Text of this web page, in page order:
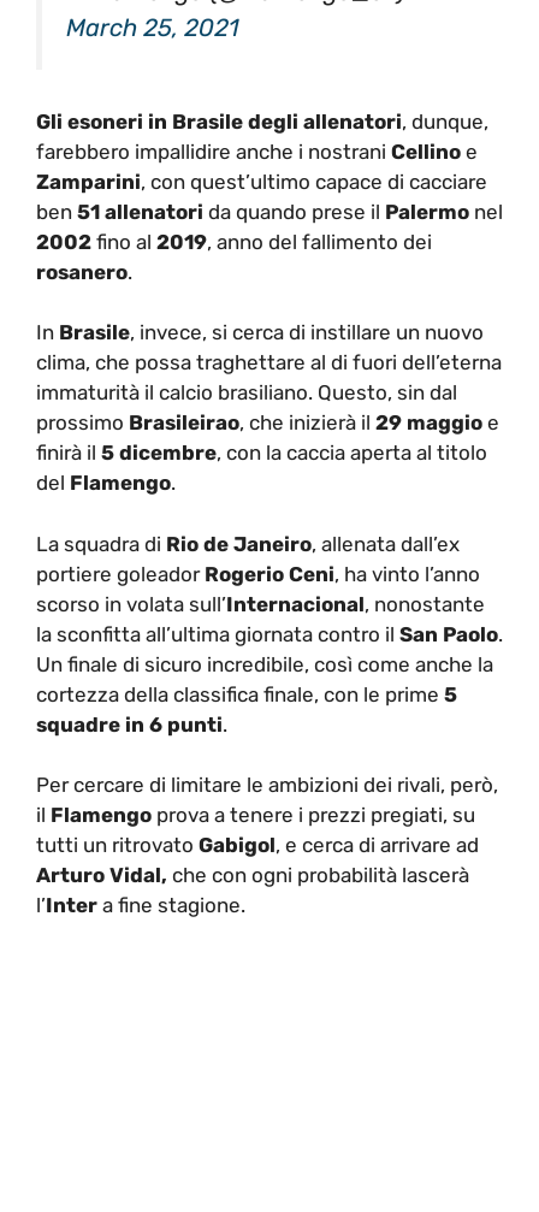
March 25, 2021
Gli esoneri in Brasile degli allenatori , dunque,
farebbero impallidire anche i nostrani Cellino
Zamparini , con quest’ultimo capace di cacciare
ben 51 allenatori da quando prese il Palermo
nel
2002 fino al 2019 , anno del fallimento dei
In Brasile
, invece, si cerca di instillare un nuovo
clima, che possa traghettare al di fuori dell’eterna
immaturità il calcio brasiliano. Questo, sin dal
prossimo Brasileirao , che inizierà il 29 maggio
finirà il 5 dicembre
, con la caccia aperta al titolo
del Flamengo
La squadra di Rio de Janeiro
, allenata dall’ex
portiere goleador
Rogerio Ceni , ha vinto l’anno
scorso in volata sull’Internacional , nonostante
la sconfitta all’ultima giornata contro il San Paolo
Un finale di sicuro incredibile, così come anche la
cortezza della classifica finale, con le prime 5
squadre in 6 punti
Per cercare di limitare le ambizioni dei rivali, però,
il Flamengo
prova a tenere i prezzi pregiati, su
tutti un ritrovato Gabigol , e cerca di arrivare ad
Arturo Vidal,
che con ogni probabilità lascerà
l’Inter a fine stagione.